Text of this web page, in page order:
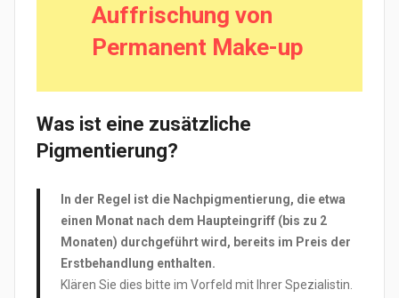
Auffrischung von
Permanent Make-up
Was ist eine zusätzliche
Pigmentierung?
In der Regel ist die Nachpigmentierung, die etwa
einen Monat nach dem Haupteingriff (bis zu 2
Monaten) durchgeführt wird, bereits im Preis der
Erstbehandlung enthalten.
Klären Sie dies bitte im Vorfeld mit Ihrer Spezialistin.